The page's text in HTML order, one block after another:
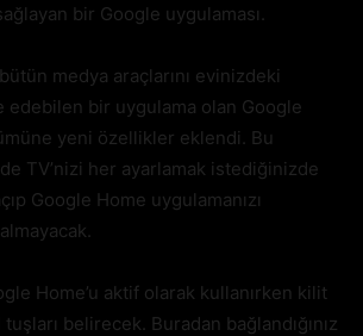
bir Google uygulaması.
medya araçlarını evinizdeki
edebilen bir uygulama olan Google
yeni özellikler eklendi. Bu
TV’nizi her ayarlamak istediğinizde
Google Home uygulamanızı
Home’u aktif olarak kullanırken kilit
belirecek. Buradan bağlandığınız